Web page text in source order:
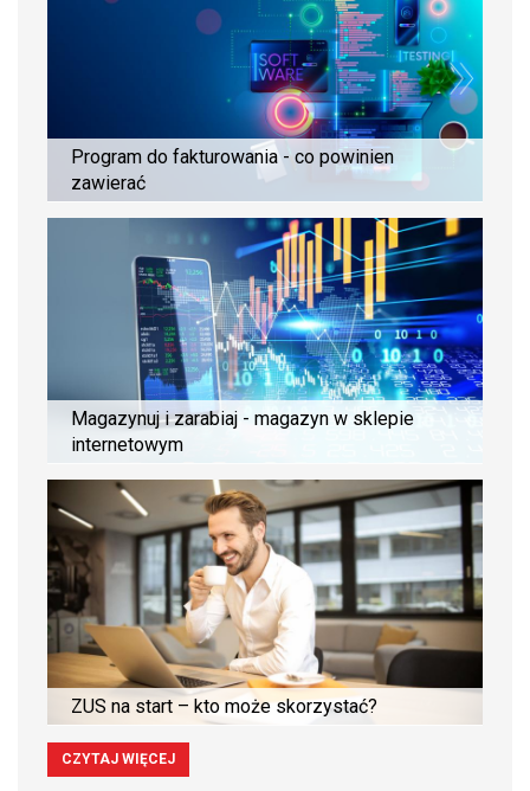
Program do fakturowania - co powinien
zawierać
Magazynuj i zarabiaj - magazyn w sklepie
internetowym
ZUS na start – kto może skorzystać?
CZYTAJ WIĘCEJ